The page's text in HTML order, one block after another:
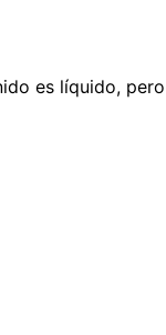
es líquido,